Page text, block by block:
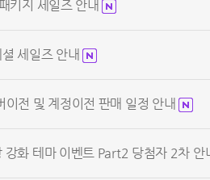
키지 세일즈 안내
세일즈 안내
이전 및 계정이전 판매 일정 안내
강화 테마 이벤트 Part2 당첨자 2차